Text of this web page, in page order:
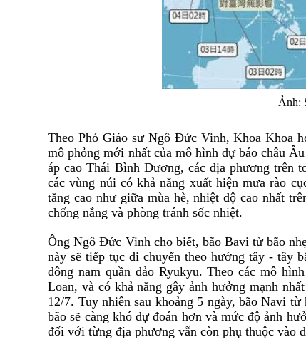
Ảnh:
Theo Phó Giáo sư Ngô Đức Vinh, Khoa Khoa
mô phỏng mới nhất của mô hình dự báo châu
áp cao Thái Bình Dương, các địa phương trên
các vùng núi có khả năng xuất hiện mưa rào
tăng cao như giữa mùa hè, nhiệt độ cao nhất
chống nắng và phòng tránh sốc nhiệt.
Ông Ngô Đức Vinh cho biết, bão Bavi từ bão
này sẽ tiếp tục di chuyển theo hướng tây - tây
đông nam quần đảo Ryukyu. Theo các mô
Loan, và có khả năng gây ảnh hưởng mạnh
12/7. Tuy nhiên sau khoảng 5 ngày, bão Navi
bão sẽ càng khó dự đoán hơn và mức độ ảnh
đối với từng địa phương vẫn còn phụ thuộc vào